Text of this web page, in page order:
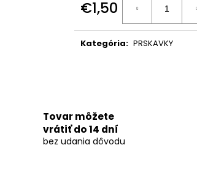
€1,50
Jednotková
cena:
Kategória: PRSKAVKY
Tovar môžete
vrátiť do 14 dní
bez udania dôvodu
SVADOBNÁ DYMOVÁ DÚHA 40MM